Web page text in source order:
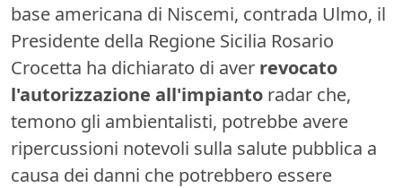
base americana di Niscemi, contrada Ulmo, il
Presidente della Regione Sicilia Rosario
Crocetta ha dichiarato di aver revocato
l'autorizzazione all'impianto radar che,
temono gli ambientalisti, potrebbe avere
ripercussioni notevoli sulla salute pubblica a
causa dei danni che potrebbero essere